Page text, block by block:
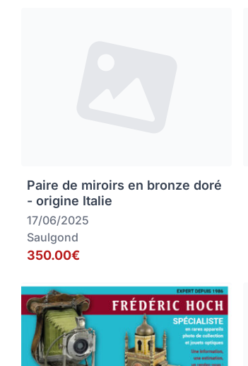
Paire de miroirs en bronze doré
- origine Italie
17/06/2025
Saulgond
350.00€